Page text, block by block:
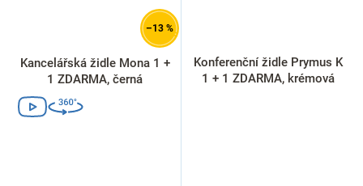
–13 %
Kancelářská židle Mona 1 +
1 ZDARMA, černá
Konferenční židle Prymus K
1 + 1 ZDARMA, krémová